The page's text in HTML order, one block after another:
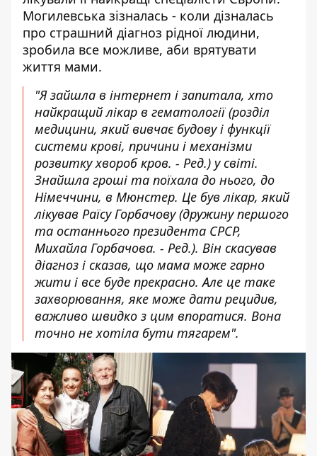
Могилевська зізналась - коли дізналась
про страшний діагноз рідної людини,
зробила все можливе, аби врятувати
життя мами.
"Я зайшла в інтернет і запитала, хто
найкращий лікар в гематології (розділ
медицини, який вивчає будову і функції
системи крові, причини і механізми
розвитку хвороб кров. - Ред.) у світі.
Знайшла гроші та поїхала до нього, до
Німеччини, в Мюнстер. Це був лікар, який
лікував Раїсу Горбачову (дружину першого
та останнього президента СРСР,
Михайла Горбачова. - Ред.). Він скасував
діагноз і сказав, що мама може гарно
жити і все буде прекрасно. Але це таке
захворювання, яке може дати рецидив,
важливо швидко з цим впоратися. Вона
точно не хотіла бути тягарем".